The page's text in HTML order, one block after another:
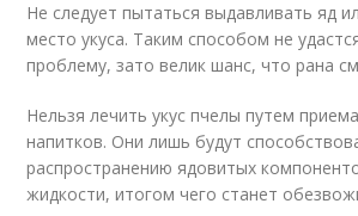
Не следует пытаться выдавливать яд
место укуса. Таким способом не
проблему, зато велик шанс, что рана
Нельзя лечить укус пчелы путем
напитков. Они лишь будут
распространению ядовитых
жидкости, итогом чего станет